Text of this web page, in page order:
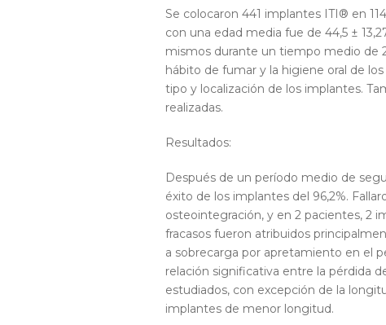
Se colocaron 441 implantes ITI® en
con una edad media fue de 44,5 ±
mismos durante un tiempo medio de
hábito de fumar y la higiene oral de
tipo y localización de los implantes.
realizadas.
Resultados:
Después de un período medio de
éxito de los implantes del 96,2%.
osteointegración, y en 2 pacientes, 2
fracasos fueron atribuidos
a sobrecarga por apretamiento en el
relación significativa entre la pérdida
estudiados, con excepción de la
implantes de menor longitud.